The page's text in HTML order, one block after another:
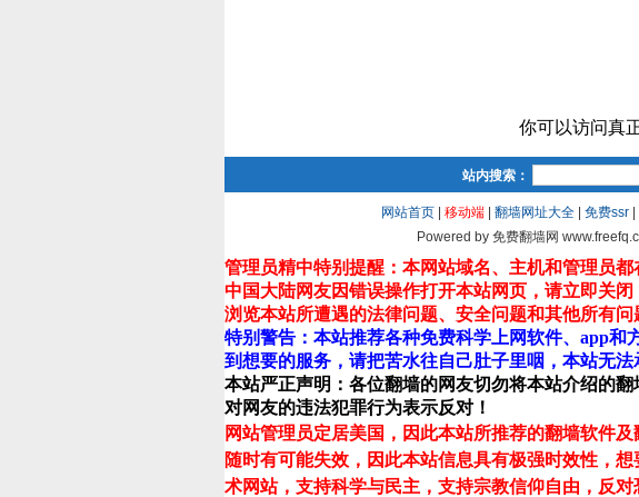
你可以访问真
站内搜索：
网站首页 移动端 翻墙网址大全 免费ssr
Powered by 免费翻墙网
管理员精中特别提醒：本网站域名、主机和管理员
中国大陆网友因错误操作打开本站网页，请立即关
浏览本站所遭遇的法律问题、安全问题和其他所有问
特别警告：本站推荐各种免费科学上网软件、app
到想要的服务，请把苦水往自己肚子里咽，本站无法
本站严正声明：各位翻墙的网友切勿将本站介绍的
对网友的违法犯罪行为表示反对！
网站管理员定居美国，因此本站所推荐的翻墙软件
随时有可能失效，因此本站信息具有极强时效性，
术网站，支持科学与民主，支持宗教信仰自由，反